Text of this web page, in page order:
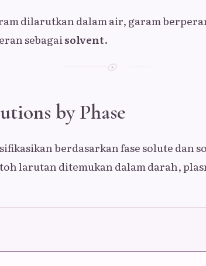
dilarutkan dalam air, garam
sebagai solvent.
by Phase
berdasarkan fase solute dan
larutan ditemukan dalam darah,